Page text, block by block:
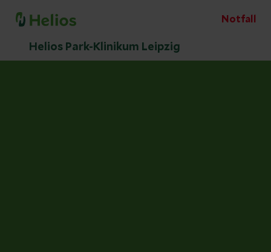
Notfall
Helios Park-Klinikum Leipzig